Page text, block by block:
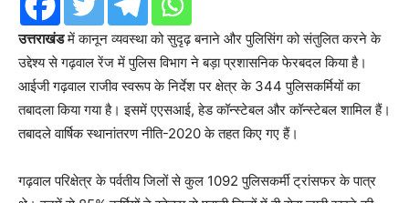
उत्तराखंडमें कानून व्यवस्था को सुदृढ़ बनाने और पुलिसिंग को संतुलित करने के
उद्देश्य से गढ़वाल रेंज में पुलिस विभाग ने बड़ा प्रशासनिक फेरबदल किया है।
आईजी गढ़वाल राजीव स्वरूप के निर्देश पर क्षेत्र के 344 पुलिसकर्मियों का
तबादला किया गया है। इसमें एएसआई, हेड कॉन्स्टेबल और कॉन्स्टेबल शामिल हैं।
तबादले वार्षिक स्थानांतरण नीति-2020 के तहत किए गए हैं।
गढ़वाल परिक्षेत्र के पर्वतीय जिलों से कुल 1092 पुलिसकर्मी ट्रांसफर के पात्र